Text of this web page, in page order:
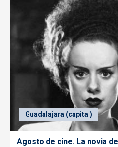
Guadalajara (capital)
Agosto de cine. La novia de